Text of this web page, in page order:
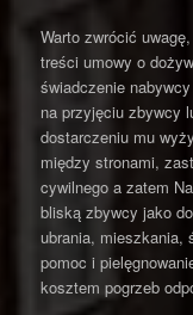
Warto zwrócić
treści umowy o
świadczenie
na przyjęciu zbywcy
dostarczeniu mu
między stronami,
cywilnego a zatem
bliską zbywcy jako
ubrania, mieszkania,
pomoc i
kosztem pogrzeb